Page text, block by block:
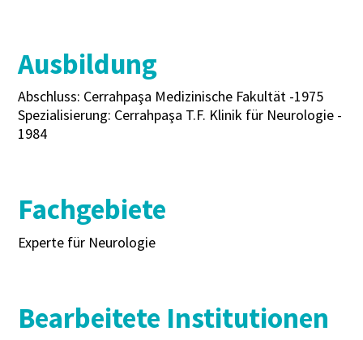
Ausbildung
Abschluss: Cerrahpaşa Medizinische Fakultät -1975
Spezialisierung: Cerrahpaşa T.F. Klinik für Neurologie -
1984
Fachgebiete
Experte für Neurologie
Bearbeitete Institutionen